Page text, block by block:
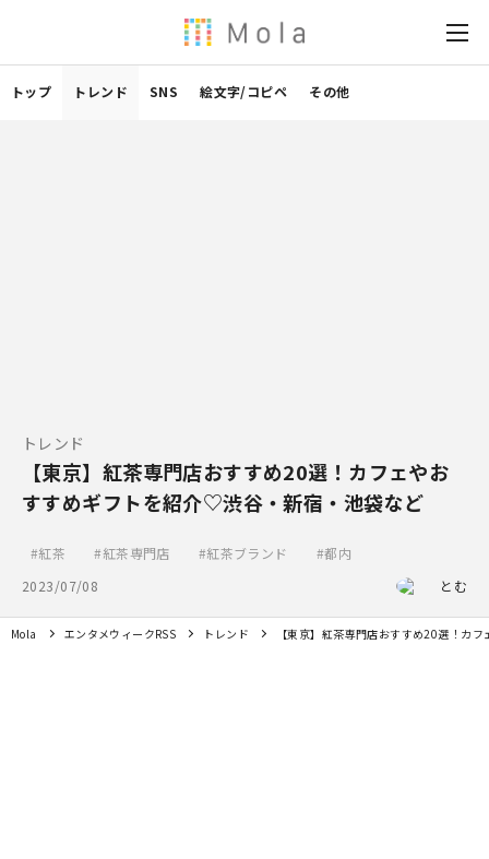
トップ トレンド SNS 絵文字/コピペ その他
トレンド
【東京】紅茶専門店おすすめ20選！カフェやお
すすめギフトを紹介♡渋谷・新宿・池袋など
紅茶 紅茶専門店 紅茶ブランド
都内
2023/07/08
とむ
Mola エンタメウィークRSS トレンド 【東京】紅茶専門店おすすめ20選！カ